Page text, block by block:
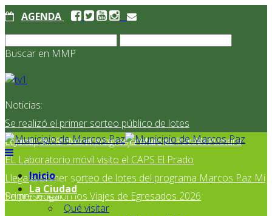
AGENDA
Buscar en MMP
Noticias:
Se realizó el primer sorteo público de lotes
correspondientes al programa Marcos Paz Mi Primer
El Jardín N° 910 continúa mejorando su infraestructura
EL Laboratorio móvil visito el CAPS El Prado
Llega el primer sorteo de lotes del programa Marcos Paz Mi
Primer Hogar
Se presentaron los Viajes de Egresados 2026
Inicio
La Ciudad
Qué visitar